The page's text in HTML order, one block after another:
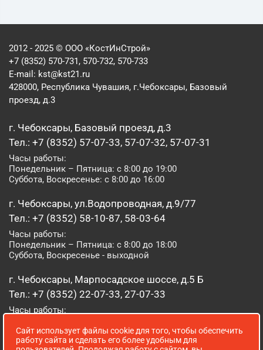
2012 - 2025 © ООО «КостИнСтрой»
+7 (8352) 570-731, 570-732, 570-733
E-mail: kst@kst21.ru
428000, Республика Чувашия, г.Чебоксары, Базовый
проезд, д.3
г. Чебоксары, Базовый проезд, д.3
Тел.: +7 (8352) 57-07-33, 57-07-32, 57-07-31
Часы работы:
Понедельник – Пятница: с 8:00 до 19:00
Суббота, Воскресенье: с 8:00 до 16:00
г. Чебоксары, ул.Водопроводная, д.9/77
Тел.: +7 (8352) 58-10-87, 58-03-64
Часы работы:
Понедельник – Пятница: с 8:00 до 18:00
Суббота, Воскресенье - выходной
г. Чебоксары, Марпосадское шоссе, д.5 Б
Тел.: +7 (8352) 22-07-33, 27-07-33
Часы работы:
Суббота, Воскресенье: с 8:00 до 16:00
Сайт использует файлы cookie для того, чтобы обеспечить
работу сайта и сделать его более удобным для